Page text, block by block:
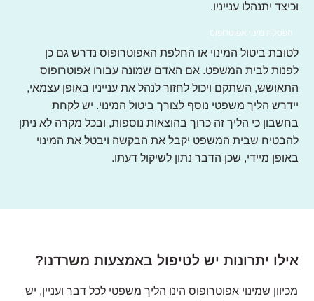
וכיצד יתנהלו ענייניו.
הפסקת מינוי אפוטרופוס
לטובת ביטול המינוי או החלפת האפוטרופוס נדרש גם כן
לפנות לבית המשפט. אם האדם שמונה עבורו אפוטרופוס
התאושש, השתקם ויכול לחזור לנהל את ענייניו באופן עצמאי,
יידרש הליך משפטי נוסף לצורך ביטול המינוי. יש לקחת
בחשבון כי הליך זה כרוך בהוצאות נוספות, ובכל מקרה לא ניתן
להבטיח שבית המשפט יקבל את הבקשה ויבטל את המינוי
באופן מיידי, שכן הדבר נתון לשיקול דעתו.
אילו יתרונות יש לטיפול באמצעות משרדנו?
מכיוון שמינוי אפוטרופוס הינו הליך משפטי לכל דבר ועניין, יש